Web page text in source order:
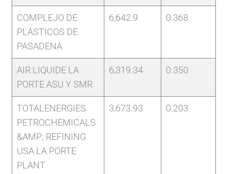
COMPLEJO DE
PLÁSTICOS DE
PASADENA
6,642.9 0.368
AIR LIQUIDE LA
PORTE ASU Y SMR
6,319.34 0.350
TOTALENERGIES
PETROCHEMICALS
&AMP; REFINING
USA LA PORTE
PLANT
3,673.93 0.203